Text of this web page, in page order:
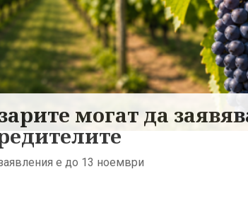
могат да
е до 13 ноември